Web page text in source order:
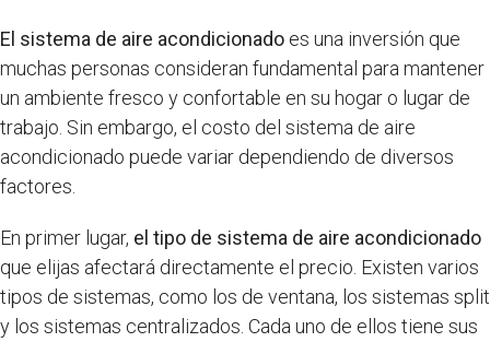
El sistema de aire acondicionado es una inversión que
muchas personas consideran fundamental para mantener
un ambiente fresco y confortable en su hogar o lugar de
trabajo. Sin embargo, el costo del sistema de aire
acondicionado puede variar dependiendo de diversos
factores.
En primer lugar, el tipo de sistema de aire acondicionado
que elijas afectará directamente el precio. Existen varios
tipos de sistemas, como los de ventana, los sistemas split
y los sistemas centralizados. Cada uno de ellos tiene sus